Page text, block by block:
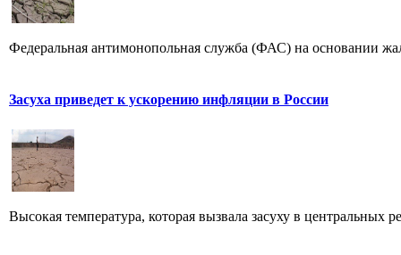
Федеральная антимонопольная служба (ФАС) на основании
Засуха приведет к ускорению инфляции в России
Высокая температура, которая вызвала засуху в центральных